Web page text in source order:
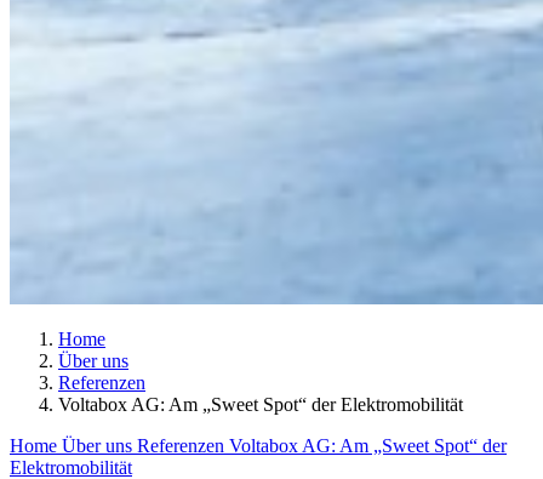
Home
Über uns
Referenzen
Voltabox AG: Am „Sweet Spot“ der Elektromobilität
Home Über uns Referenzen Voltabox AG: Am „Sweet Spot“ der
Elektromobilität